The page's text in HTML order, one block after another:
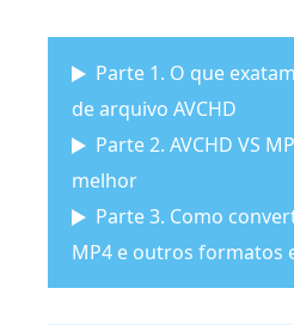
Parte 1. O que
de arquivo AVCHD
Parte 2. AVCHD VS
melhor
Parte 3. Como
MP4 e outros formatos